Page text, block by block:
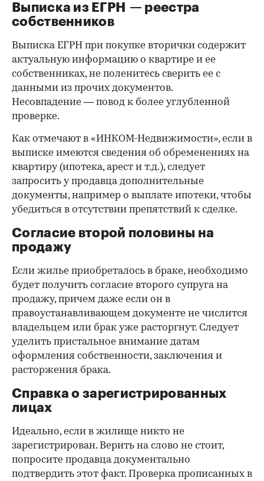
Выписка из ЕГРН — реестра
собственников
Выписка ЕГРН при покупке вторички содержит
актуальную информацию о квартире и ее
собственниках, не поленитесь сверить ее с
данными из прочих документов.
Несовпадение — повод к более углубленной
проверке.
Как отмечают в «ИНКОМ-Недвижимости», если в
выписке имеются сведения об обременениях на
квартиру (ипотека, арест и т.д.), следует
запросить у продавца дополнительные
документы, например о выплате ипотеки, чтобы
убедиться в отсутствии препятствий к сделке.
Согласие второй половины на
продажу
Если жилье приобреталось в браке, необходимо
будет получить согласие второго супруга на
продажу, причем даже если он в
правоустанавливающем документе не числится
владельцем или брак уже расторгнут. Следует
уделить пристальное внимание датам
оформления собственности, заключения и
расторжения брака.
Справка о зарегистрированных
лицах
Идеально, если в жилище никто не
зарегистрирован. Верить на слово не стоит,
попросите продавца документально
подтвердить этот факт. Проверка прописанных в